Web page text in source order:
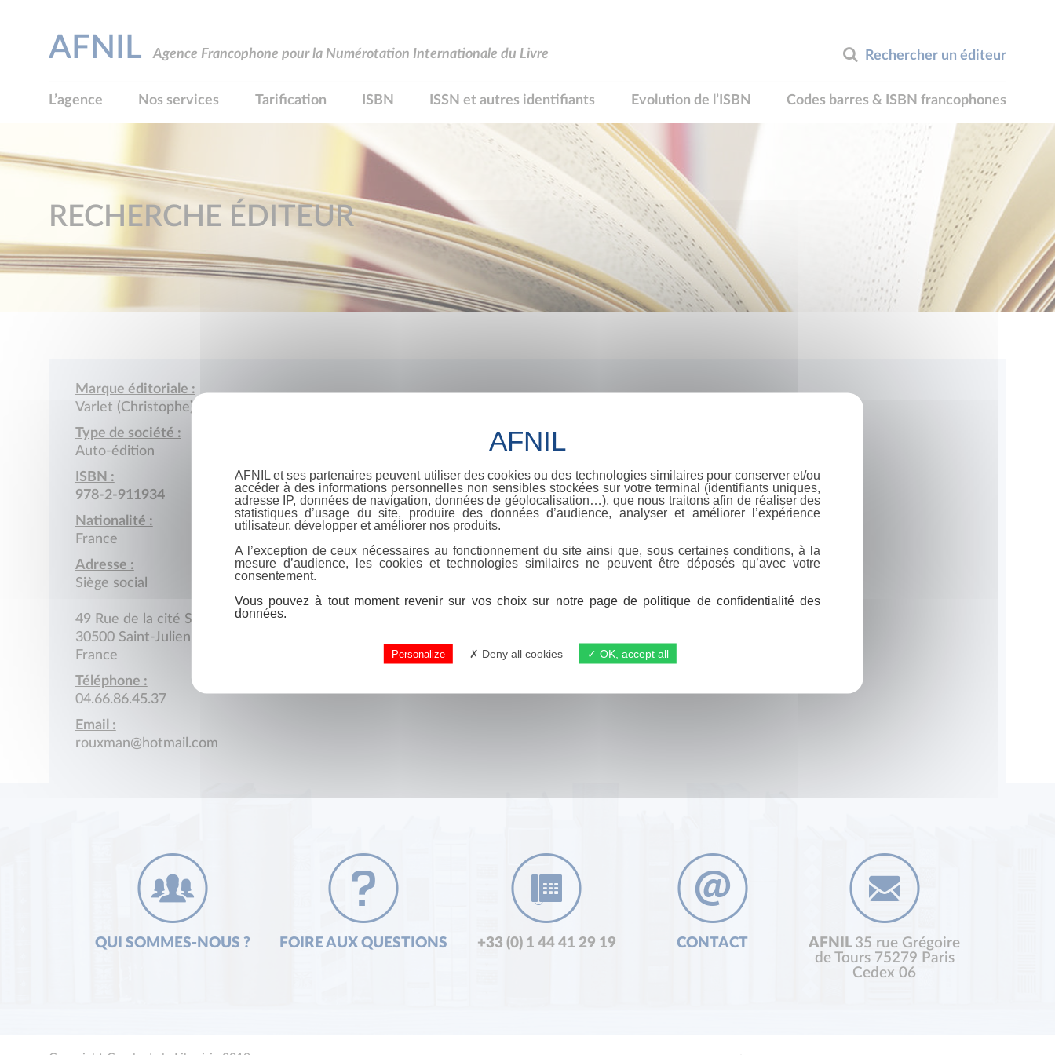
Rechercher un éditeur
AFNIL Agence Francophone pour la Numérotation Internationale du Livre
L’agence Nos services Tarification ISBN ISSN et autres identifiants Evolution de l’ISBN Codes barres & ISBN francophones
RECHERCHE ÉDITEUR
Marque éditoriale :
Varlet (Christophe)
Type de société :
Auto-édition
ISBN :
978-2-911934
Nationalité :
France
Adresse :
Siège social
49 Rue de la cité SNCF
30500 Saint-Julien-de-Cassagnas
France
Téléphone :
04.66.86.45.37
Email :
rouxman@hotmail.com
QUI SOMMES-NOUS ? FOIRE AUX QUESTIONS +33 (0) 1 44 41 29 19 CONTACT AFNIL 35 rue Grégoire
de Tours 75279 Paris
Cedex 06
AFNIL et ses partenaires peuvent utiliser des cookies ou des technologies similaires pour conserver et/ou
accéder à des informations personnelles non sensibles stockées sur votre terminal (identifiants uniques,
adresse IP, données de navigation, données de géolocalisation…), que nous traitons afin de réaliser des
statistiques d’usage du site, produire des données d’audience, analyser et améliorer l’expérience
utilisateur, développer et améliorer nos produits.
A l’exception de ceux nécessaires au fonctionnement du site ainsi que, sous certaines conditions, à la
mesure d’audience, les cookies et technologies similaires ne peuvent être déposés qu’avec votre
consentement.
Vous pouvez à tout moment revenir sur vos choix sur notre page de politique de confidentialité des
données.
Personalize Deny all cookies OK, accept all